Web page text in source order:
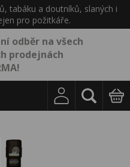
tabáku a doutníků, slaných i
pro požitkáře.
odběr na všech
prodejnách